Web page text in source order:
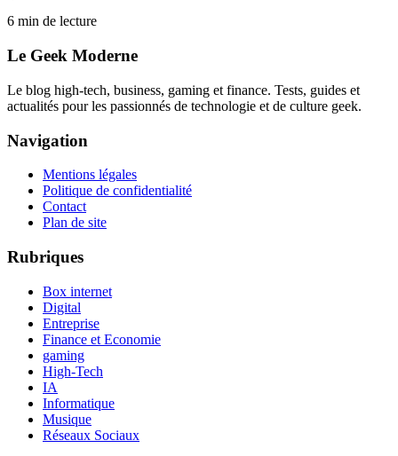
6 min de lecture
Le Geek Moderne
Le blog high-tech, business, gaming et finance. Tests, guides et
actualités pour les passionnés de technologie et de culture geek.
Navigation
Mentions légales
Politique de confidentialité
Contact
Plan de site
Rubriques
Box internet
Digital
Entreprise
Finance et Economie
gaming
High-Tech
IA
Informatique
Musique
Réseaux Sociaux